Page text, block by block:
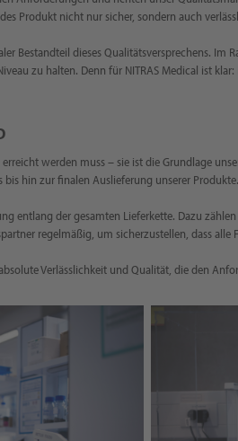
Produkt nicht nur sicher, sondern auch
Bestandteil dieses Qualitätsversprechens.
zu halten. Denn für NITRAS Medical ist
erreicht werden muss – sie ist die Grundlage
hin zur finalen Auslieferung unserer Produkte.
entlang der gesamten Lieferkette. Dazu
regelmäßig, um sicherzustellen, dass
Verlässlichkeit und Qualität, die den